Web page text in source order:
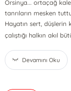
Orsinya... ortaçağ
tanrıların mesken
Hayatın sert, düşlerin
çalıştığı halkın akıl
Devamını Oku